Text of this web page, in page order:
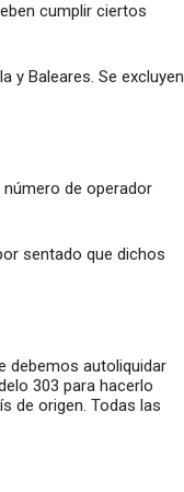
cumplir ciertos
y Baleares. Se excluyen
número de operador
sentado que dichos
debemos autoliquidar
303 para hacerlo
de origen. Todas las